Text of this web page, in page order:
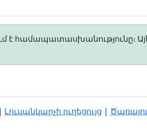
է համապատասխանությունը։
Լուսանկարչի ուղեցույց |